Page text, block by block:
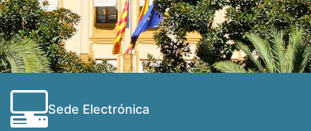
Sede Electrónica